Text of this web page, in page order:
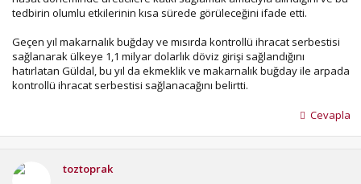
tedbirin olumlu etkilerinin kısa sürede görüleceğini ifade etti.
Geçen yıl makarnalık buğday ve mısırda kontrollü ihracat serbestisi
sağlanarak ülkeye 1,1 milyar dolarlık döviz girişi sağlandığını
hatırlatan Güldal, bu yıl da ekmeklik ve makarnalık buğday ile arpada
kontrollü ihracat serbestisi sağlanacağını belirtti.
Cevapla
toztoprak